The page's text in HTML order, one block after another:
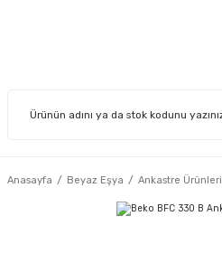
Anasayfa Beyaz Eşya Ankastre Ürünleri